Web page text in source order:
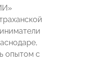
опытом с